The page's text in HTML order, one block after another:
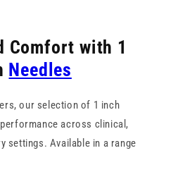
Comfort with 1
Needles
our selection of 1 inch
across clinical,
settings. Available in a range
and 27g grey, these